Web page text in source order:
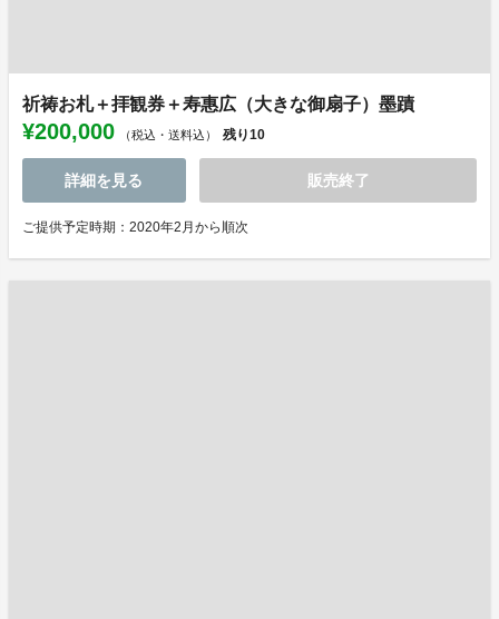
祈祷お札＋拝観券＋寿惠広（大きな御扇子）墨蹟
¥200,000 （税込・送料込） 残り10
詳細を見る 販売終了
ご提供予定時期：2020年2月から順次